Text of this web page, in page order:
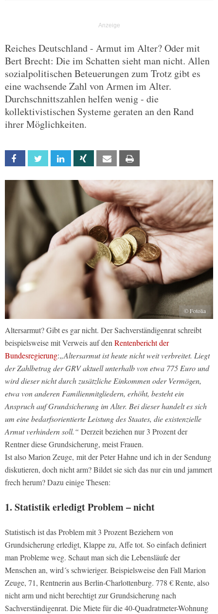
Reiches Deutschland - Armut im Alter? Oder mit
Bert Brecht: Die im Schatten sieht man nicht. Allen
sozialpolitischen Beteuerungen zum Trotz gibt es
eine wachsende Zahl von Armen im Alter.
Durchschnittszahlen helfen wenig - die
kollektivistischen Systeme geraten an den Rand
ihrer Möglichkeiten.
Facebook Twitter Linkedin Xing Email
© Fotolia
Altersarmut? Gibt es gar nicht. Der Sachverständigenrat schreibt
beispielsweise mit Verweis auf denRentenbericht der
Bundesregierung:„Altersarmut ist heute nicht weit verbreitet. Liegt
der Zahlbetrag der GRV aktuell unterhalb von etwa 775 Euro und
wird dieser nicht durch zusätzliche Einkommen oder Vermögen,
etwa von anderen Familienmitgliedern, erhöht, besteht ein
Anspruch auf Grundsicherung im Alter. Bei dieser handelt es sich
um eine bedarfsorientierte Leistung des Staates, die existenzielle
Armut verhindern soll.“ Derzeit beziehen nur 3 Prozent der
Rentner diese Grundsicherung, meist Frauen.
Ist also Marion Zeuge, mit der Peter Hahne und ich in der Sendung
diskutieren, doch nicht arm? Bildet sie sich das nur ein und jammert
frech herum? Dazu einige Thesen:
1. Statistik erledigt Problem – nicht
Statistisch ist das Problem mit 3 Prozent Beziehern von
Grundsicherung erledigt, Klappe zu, Affe tot. So einfach definiert
man Probleme weg. Schaut man sich die Lebensläufe der
Menschen an, wird´s schwieriger. Beispielsweise den Fall Marion
Zeuge, 71, Rentnerin aus Berlin-Charlottenburg. 778 € Rente, also
nicht arm und nicht berechtigt zur Grundsicherung nach
Sachverständigenrat. Die Miete für die 40-Quadratmeter-Wohnung